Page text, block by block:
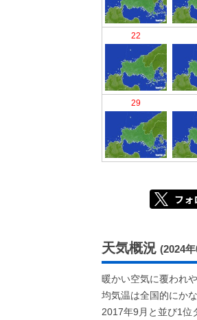
22
29
天気概況 (2024
暖かい空気に覆われ
均気温は全国的にか
2017年9月と並び1位